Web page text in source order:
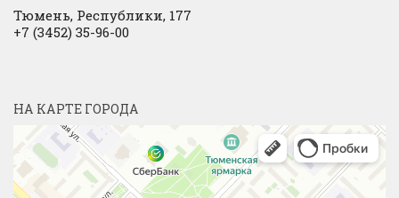
Тюмень, Республики, 177
+7 (3452) 35-96-00
НА КАРТЕ ГОРОДА